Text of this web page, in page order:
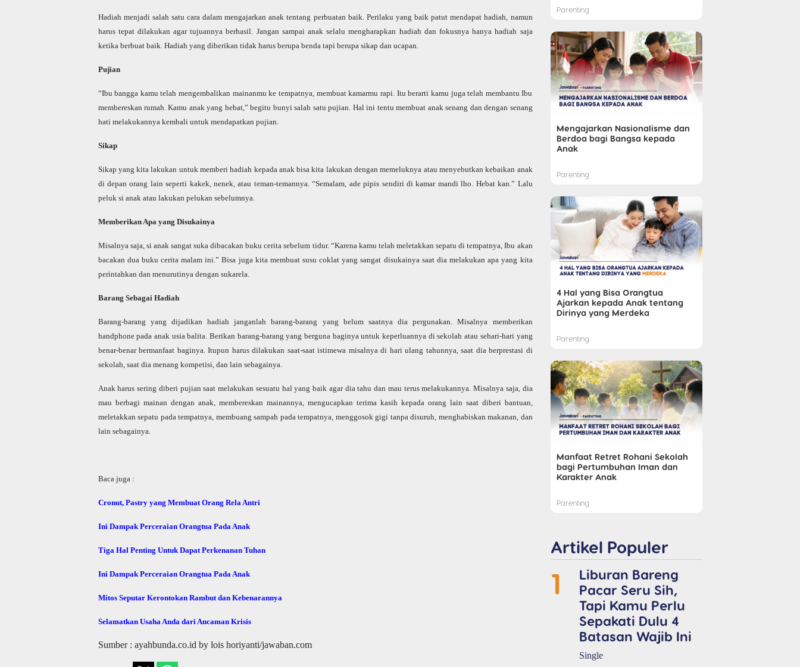
Hadiah menjadi salah satu cara dalam mengajarkan anak tentang perbuatan baik. Perilaku yang baik patut mendapat hadiah, namun
harus tepat dilakukan agar tujuannya berhasil. Jangan sampai anak selalu mengharapkan hadiah dan fokusnya hanya hadiah saja
ketika berbuat baik. Hadiah yang diberikan tidak harus berupa benda tapi berupa sikap dan ucapan.
Pujian
“Ibu bangga kamu telah mengembalikan mainanmu ke tempatnya, membuat kamarmu rapi. Itu berarti kamu juga telah membantu Ibu
membereskan rumah. Kamu anak yang hebat,” begitu bunyi salah satu pujian. Hal ini tentu membuat anak senang dan dengan senang
hati melakukannya kembali untuk mendapatkan pujian.
Sikap
Sikap yang kita lakukan untuk memberi hadiah kepada anak bisa kita lakukan dengan memeluknya atau menyebutkan kebaikan anak
di depan orang lain seperti kakek, nenek, atau teman-temannya. “Semalam, ade pipis sendiri di kamar mandi lho. Hebat kan.” Lalu
peluk si anak atau lakukan pelukan sebelumnya.
Memberikan Apa yang Disukainya
Misalnya saja, si anak sangat suka dibacakan buku cerita sebelum tidur. “Karena kamu telah meletakkan sepatu di tempatnya, Ibu akan
bacakan dua buku cerita malam ini.” Bisa juga kita membuat susu coklat yang sangat disukainya saat dia melakukan apa yang kita
perintahkan dan menurutinya dengan sukarela.
Barang Sebagai Hadiah
Barang-barang yang dijadikan hadiah janganlah barang-barang yang belum saatnya dia pergunakan. Misalnya memberikan
handphone pada anak usia balita. Berikan barang-barang yang berguna baginya untuk keperluannya di sekolah atau sehari-hari yang
benar-benar bermanfaat baginya. Itupun harus dilakukan saat-saat istimewa misalnya di hari ulang tahunnya, saat dia berprestasi di
sekolah, saat dia menang kompetisi, dan lain sebagainya.
Anak harus sering diberi pujian saat melakukan sesuatu hal yang baik agar dia tahu dan mau terus melakukannya. Misalnya saja, dia
mau berbagi mainan dengan anak, membereskan mainannya, mengucapkan terima kasih kepada orang lain saat diberi bantuan,
meletakkan sepatu pada tempatnya, membuang sampah pada tempatnya, menggosok gigi tanpa disuruh, menghabiskan makanan, dan
lain sebagainya.
Baca juga :
Cronut, Pastry yang Membuat Orang Rela Antri
Ini Dampak Perceraian Orangtua Pada Anak
Tiga Hal Penting Untuk Dapat Perkenanan Tuhan
Ini Dampak Perceraian Orangtua Pada Anak
Mitos Seputar Kerontokan Rambut dan Kebenarannya
Selamatkan Usaha Anda dari Ancaman Krisis
Sumber : ayahbunda.co.id by lois horiyanti/jawaban.com
Parenting
Mengajarkan Nasionalisme dan
Berdoa bagi Bangsa kepada
Anak
Parenting
4 Hal yang Bisa Orangtua
Ajarkan kepada Anak tentang
Dirinya yang Merdeka
Parenting
Manfaat Retret Rohani Sekolah
bagi Pertumbuhan Iman dan
Karakter Anak
Parenting
Artikel Populer
1
Liburan Bareng
Pacar Seru Sih,
Tapi Kamu Perlu
Sepakati Dulu 4
Batasan Wajib Ini
Single